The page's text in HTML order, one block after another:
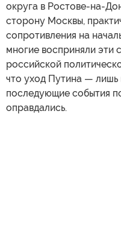
округа в Ростове-на-
сторону Москвы,
сопротивления на
многие восприняли эти
российской
что уход Путина —
последующие события
оправдались.